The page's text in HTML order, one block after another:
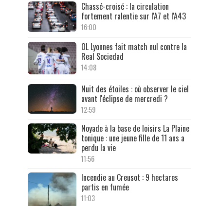
Chassé-croisé : la circulation
fortement ralentie sur l'A7 et l'A43
16:00
OL Lyonnes fait match nul contre la
Real Sociedad
14:08
Nuit des étoiles : où observer le ciel
avant l'éclipse de mercredi ?
12:59
Noyade à la base de loisirs La Plaine
tonique : une jeune fille de 11 ans a
perdu la vie
11:56
Incendie au Creusot : 9 hectares
partis en fumée
11:03